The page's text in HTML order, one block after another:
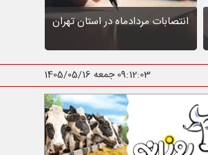
انتصابات مردادماه در استان تهران
09:12:04 جمعه 1405/05/16